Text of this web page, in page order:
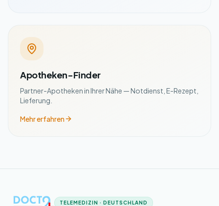
Apotheken-Finder
Partner-Apotheken in Ihrer Nähe — Notdienst, E-Rezept,
Lieferung.
Mehr erfahren
TELEMEDIZIN · DEUTSCHLAND